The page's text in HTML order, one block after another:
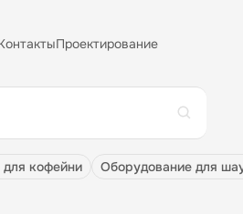
Проектирование
для кофейни оборудование для